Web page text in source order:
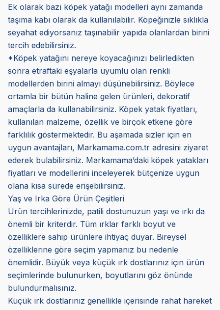
Ek olarak bazı köpek yatağı modelleri aynı zamanda
taşıma kabı olarak da kullanılabilir. Köpeğinizle sıklıkla
seyahat ediyorsanız taşınabilir yapıda olanlardan birini
tercih edebilirsiniz.
*Köpek yatağını nereye koyacağınızı belirledikten
sonra etraftaki eşyalarla uyumlu olan renkli
modellerden birini almayı düşünebilirsiniz. Böylece
ortamla bir bütün haline gelen ürünleri, dekoratif
amaçlarla da kullanabilirsiniz. Köpek yatak fiyatları,
kullanılan malzeme, özellik ve birçok etkene göre
farklılık göstermektedir. Bu aşamada sizler için en
uygun avantajları, Markamama.com.tr adresini ziyaret
ederek bulabilirsiniz. Markamama’daki köpek yatakları
fiyatları ve modellerini inceleyerek bütçenize uygun
olana kısa sürede erişebilirsiniz.
Yaş ve Irka Göre Ürün Çeşitleri
Ürün tercihlerinizde, patili dostunuzun yaşı ve ırkı da
önemli bir kriterdir. Tüm ırklar farklı boyut ve
özelliklere sahip ürünlere ihtiyaç duyar. Bireysel
özelliklerine göre seçim yapmanız bu nedenle
önemlidir. Büyük veya küçük ırk dostlarınız için ürün
seçimlerinde bulunurken, boyutlarını göz önünde
bulundurmalısınız.
Küçük ırk dostlarınız genellikle içerisinde rahat hareket